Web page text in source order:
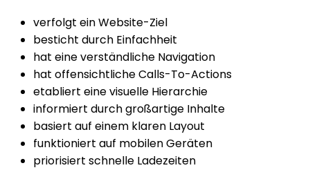
verfolgt ein Website-Ziel
besticht durch Einfachheit
hat eine verständliche Navigation
hat offensichtliche Calls-To-Actions
etabliert eine visuelle Hierarchie
informiert durch großartige Inhalte
basiert auf einem klaren Layout
funktioniert auf mobilen Geräten
priorisiert schnelle Ladezeiten